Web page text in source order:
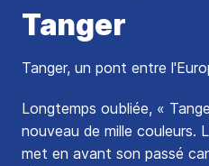
Tanger
Tanger, un pont entre
Longtemps oubliée, «
nouveau de mille couleurs.
met en avant son passé